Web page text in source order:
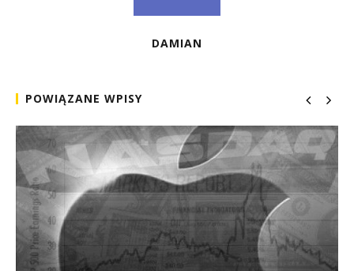
DAMIAN
POWIĄZANE WPISY